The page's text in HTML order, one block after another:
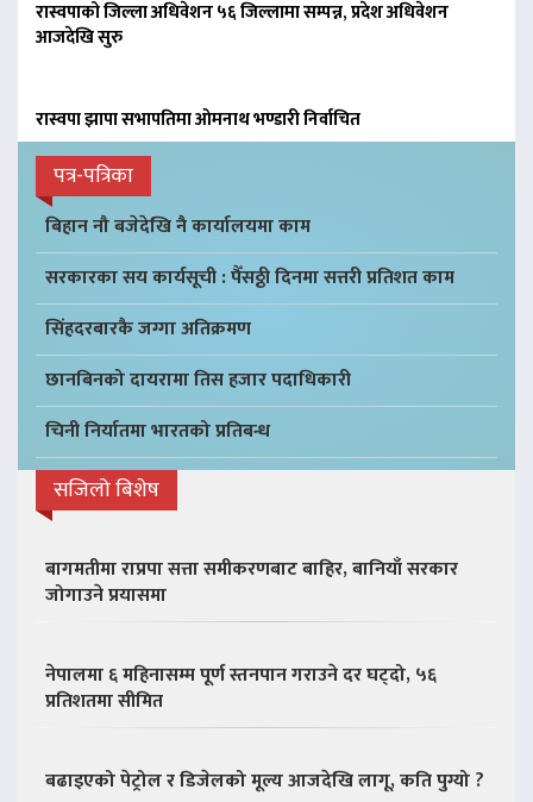
रास्वपाको जिल्ला अधिवेशन ५६ जिल्लामा सम्पन्न, प्रदेश अधिवेशन
आजदेखि सुरु
रास्वपा झापा सभापतिमा ओमनाथ भण्डारी निर्वाचित
पत्र-पत्रिका
बिहान नौ बजेदेखि नै कार्यालयमा काम
सरकारका सय कार्यसूची : पैँसठ्ठी दिनमा सत्तरी प्रतिशत काम
सिंहदरबारकै जग्गा अतिक्रमण
छानबिनको दायरामा तिस हजार पदाधिकारी
चिनी निर्यातमा भारतको प्रतिबन्ध
सजिलो बिशेष
बागमतीमा राप्रपा सत्ता समीकरणबाट बाहिर, बानियाँ सरकार
जोगाउने प्रयासमा
नेपालमा ६ महिनासम्म पूर्ण स्तनपान गराउने दर घट्दो, ५६
प्रतिशतमा सीमित
बढाइएको पेट्रोल र डिजेलको मूल्य आजदेखि लागू, कति पुग्यो ?